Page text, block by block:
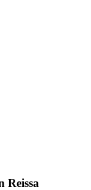
Reissa